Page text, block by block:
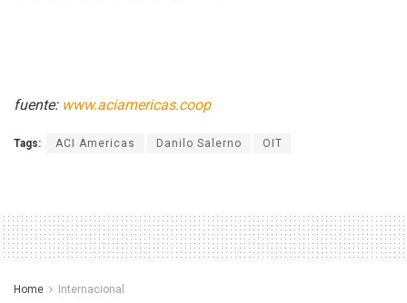
fuente: www.aciamericas.coop
Tags: ACI Americas Danilo Salerno OIT
Home Internacional